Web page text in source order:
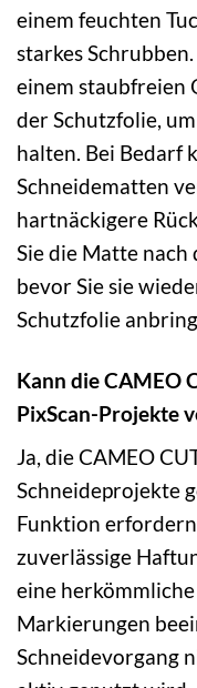
einem feuchten
starkes
einem staubfreien
der Schutzfolie,
halten. Bei Bedarf
Schneidematten
hartnäckigere
Sie die Matte
bevor Sie sie
Schutzfolie
Kann die CAMEO
PixScan-Projekte
Ja, die CAMEO
Schneideprojekte
Funktion
zuverlässige
eine
Markierungen
Schneidevorgang